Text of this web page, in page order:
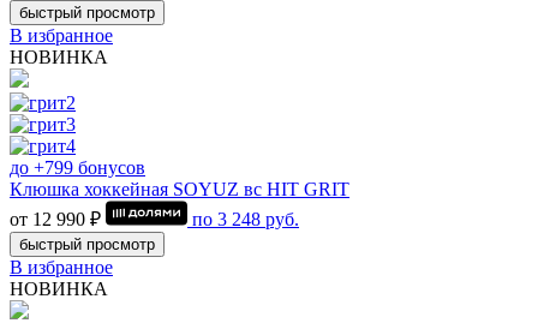
быстрый просмотр
В избранное
НОВИНКА
до +799 бонусов
Клюшка хоккейная SOYUZ вс HIT GRIT
от 12 990 ₽
по 3 248 руб.
быстрый просмотр
В избранное
НОВИНКА